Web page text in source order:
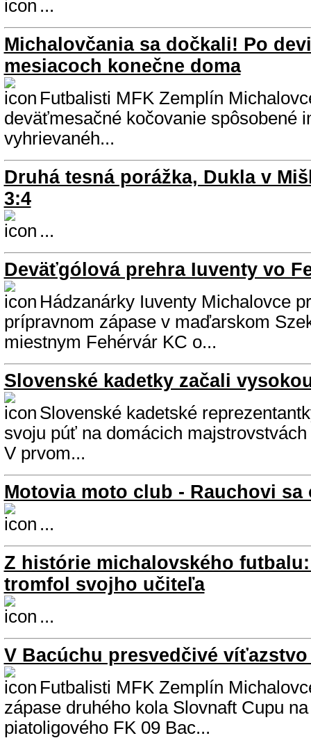
...
Michalovčania sa dočkali! Po
mesiacoch konečne doma
Futbalisti MFK Zemplín
deväťmesačné kočovanie spôsobené
vyhrievanéh...
Druhá tesná porážka, Dukla v
3:4
...
Deväťgólová prehra Iuventy vo
Hádzanárky Iuventy Michalovce
prípravnom zápase v maďarskom
miestnym Fehérvár KC o...
Slovenské kadetky začali
Slovenské kadetské
svoju púť na domácich
V prvom...
Motovia moto club - Rauchovi
...
Z histórie michalovského
tromfol svojho učiteľa
...
V Bacúchu presvedčivé
Futbalisti MFK Zemplín
zápase druhého kola Slovnaft Cupu
piatoligového FK 09 Bac...